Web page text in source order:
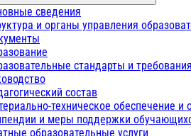
сведения
и органы управления
стандарты и требования
состав
техническое обеспечение и
и меры поддержки
образовательные услуги